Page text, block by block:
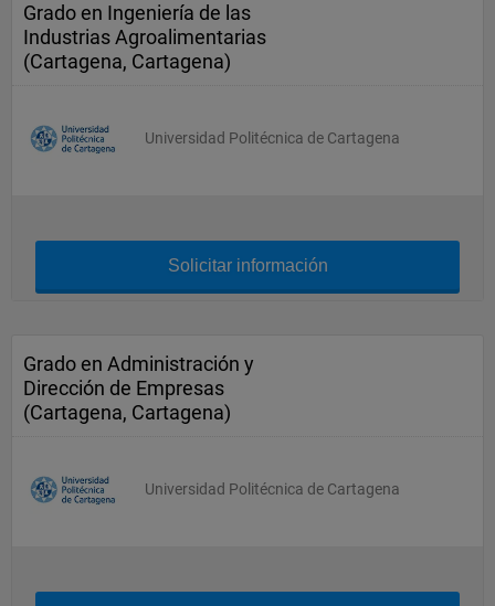
Grado en Ingeniería de las
Industrias Agroalimentarias
(Cartagena, Cartagena)
Universidad Politécnica de Cartagena
Solicitar información
Grado en Administración y
Dirección de Empresas
(Cartagena, Cartagena)
Universidad Politécnica de Cartagena